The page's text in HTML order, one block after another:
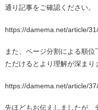
通り記事をご確認ください。
https://damema.net/article/31/
また、ページ分割による順
ただけるとより理解が深まり
https://damema.net/article/37/
先ほどもお伝えしましたが、